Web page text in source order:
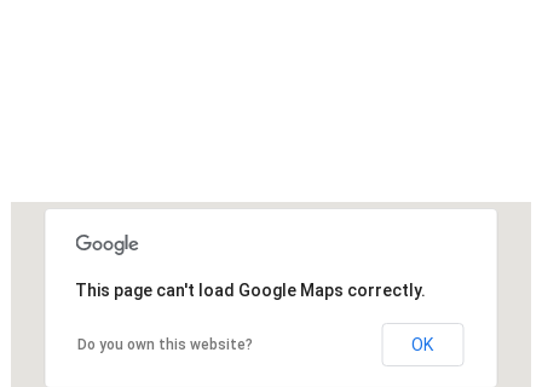
This page can't load Google Maps correctly.
Do you own this website? OK